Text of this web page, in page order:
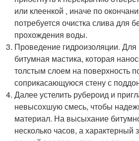
или клеенкой , иначе по
потребуется очистка слива для
прохождения воды.
Проведение гидроизоляции. Для
битумная мастика, которая
толстым слоем на поверхность
соприкасающуюся стену с
Далее устелить рубероид и
невысохшую смесь, чтобы
материал. На высыхание
несколько часов, а характерный